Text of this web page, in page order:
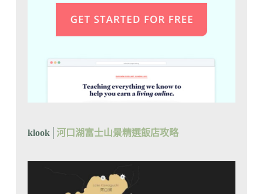
klook│ 河口湖富士山景精選飯店攻略